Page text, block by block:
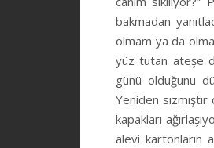
bakmadan
olmam ya da
yüz tutan ateşe
günü olduğunu
Yeniden
kapakları
alevi kartonların